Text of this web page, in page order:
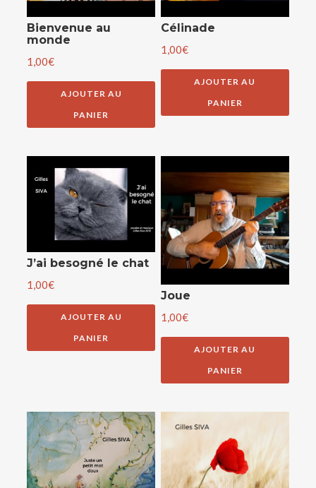
Bienvenue au
monde
1,00€
AJOUTER AU
PANIER
Célinade
1,00€
AJOUTER AU
PANIER
J’ai besogné le chat
1,00€
AJOUTER AU
PANIER
Joue
1,00€
AJOUTER AU
PANIER